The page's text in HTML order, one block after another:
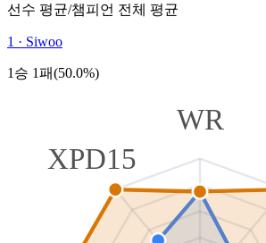
선수 평균/챔피언 전체 평균
1 · Siwoo
1승 1패(50.0%)
WR
XPD15